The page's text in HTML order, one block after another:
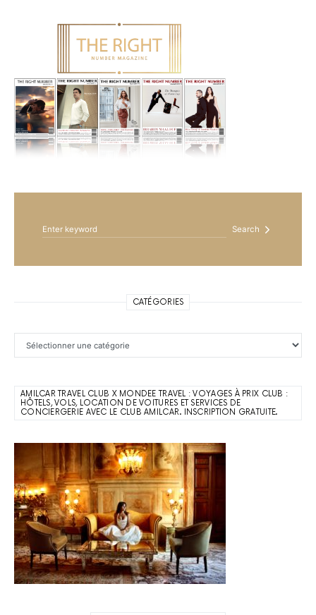
Search
CATÉGORIES
AMILCAR TRAVEL CLUB X MONDEE TRAVEL : VOYAGES À PRIX CLUB :
HÔTELS, VOLS, LOCATION DE VOITURES ET SERVICES DE
CONCIERGERIE AVEC LE CLUB AMILCAR. INSCRIPTION GRATUITE.